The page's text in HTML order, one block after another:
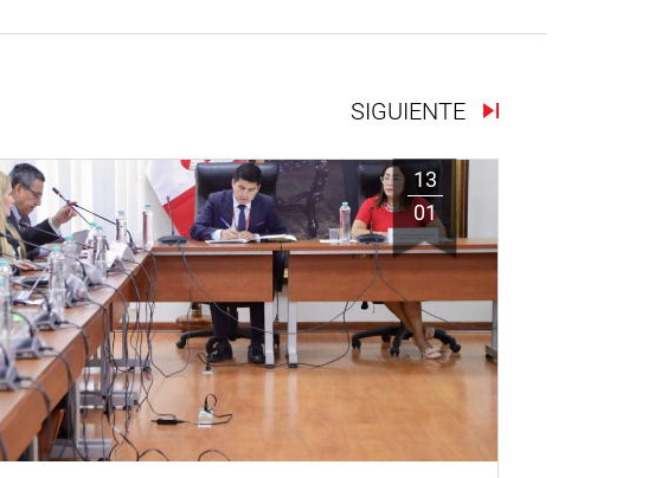
SIGUIENTE
13
01